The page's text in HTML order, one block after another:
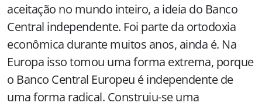
aceitação no mundo inteiro, a ideia do Banco
Central independente. Foi parte da ortodoxia
econômica durante muitos anos, ainda é. Na
Europa isso tomou uma forma extrema, porque
o Banco Central Europeu é independente de
uma forma radical. Construiu-se uma